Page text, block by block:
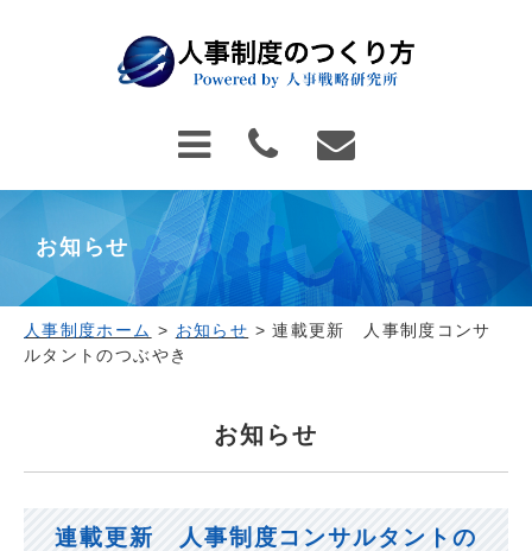
お知らせ
人事制度ホーム > お知らせ >連載更新 人事制度コンサ
ルタントのつぶやき
お知らせ
連載更新 人事制度コンサルタントの